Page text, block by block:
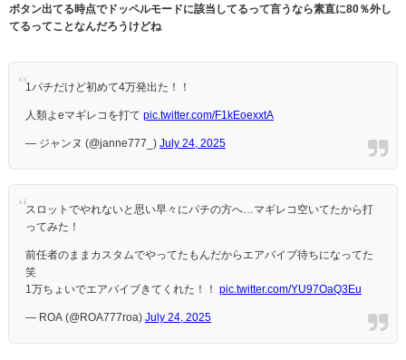
ボタン出てる時点でドッペルモードに該当してるって言うなら素直に80％外し
てるってことなんだろうけどね
1パチだけど初めて4万発出た！！
人類よeマギレコを打て pic.twitter.com/F1kEoexxtA
— ジャンヌ (@janne777_) July 24, 2025
スロットでやれないと思い早々にパチの方へ…マギレコ空いてたから打
ってみた！
前任者のままカスタムでやってたもんだからエアバイブ待ちになってた
笑
1万ちょいでエアバイブきてくれた！！ pic.twitter.com/YU97OaQ3Eu
— ROA (@ROA777roa) July 24, 2025